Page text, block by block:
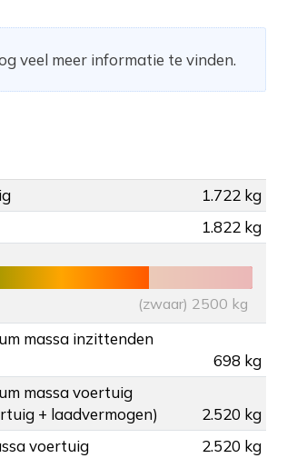
veel meer informatie te vinden.
1.722 kg
1.822 kg
(zwaar) 2500 kg
massa inzittenden
698 kg
massa voertuig
+ laadvermogen)
2.520 kg
voertuig
2.520 kg